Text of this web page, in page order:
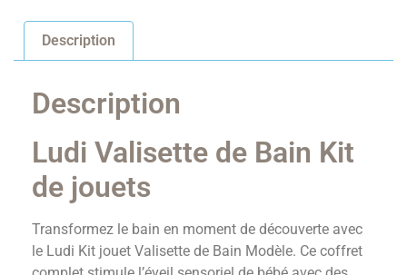
Description
Description
Ludi Valisette de Bain Kit
de jouets
Transformez le bain en moment de découverte avec
le Ludi Kit jouet Valisette de Bain Modèle. Ce coffret